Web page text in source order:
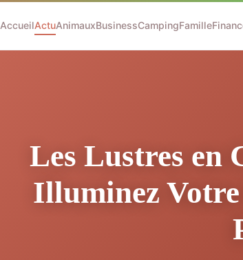
AccueilActuAnimauxBusinessCampingFamille
Les Lustres en
Illuminez Votre